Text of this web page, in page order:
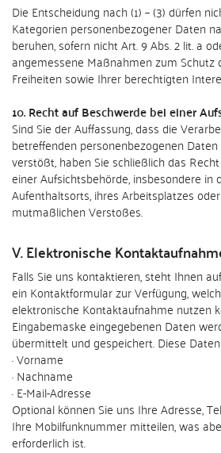
Die Entscheidung nach (1) – (3) dürfen
Kategorien personenbezogener Daten
beruhen, sofern nicht Art. 9 Abs. 2 lit. a
angemessene Maßnahmen zum Schutz
Freiheiten sowie Ihrer berechtigten
10. Recht auf Beschwerde bei einer
Sind Sie der Auffassung, dass die
betreffenden personenbezogenen Daten
verstößt, haben Sie schließlich das
einer Aufsichtsbehörde, insbesondere
Aufenthaltsorts, ihres Arbeitsplatzes
mutmaßlichen Verstoßes.
V. Elektronische
Falls Sie uns kontaktieren, steht Ihnen
ein Kontaktformular zur Verfügung,
elektronische Kontaktaufnahme nutzen
Eingabemaske eingegebenen Daten
übermittelt und gespeichert. Diese
· Vorname
· Nachname
· E-Mail-Adresse
Optional können Sie uns Ihre Adresse,
Ihre Mobilfunknummer mitteilen, was
erforderlich ist.